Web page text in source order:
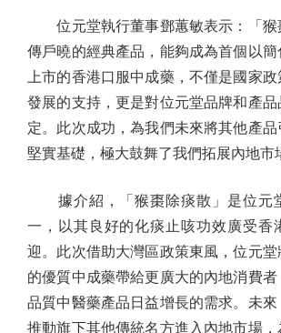
位元堂執行董事鄧蕙敏表示：「猴
傳戶曉的經典產品，能夠成為首個以
上市的香港口服中成藥，不僅是國家
發展的支持，更是對位元堂品牌和產
定。此次成功，為我們未來將其他產品
堅實基礎，極大鼓舞了我們拓展內地市
據介紹，「猴棗除痰散」是位元
一，以其良好的化痰止咳功效廣受香
迎。此次借助大灣區政策東風，位元堂
的優質中成藥帶給更廣大的內地消費
品質中醫藥產品日益增長的需求。未
推動旗下其他傳統名方進入內地市場